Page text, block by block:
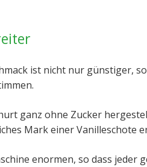
ist nicht nur günstiger,
ganz ohne Zucker
Mark einer Vanilleschote
enormen, so dass jeder